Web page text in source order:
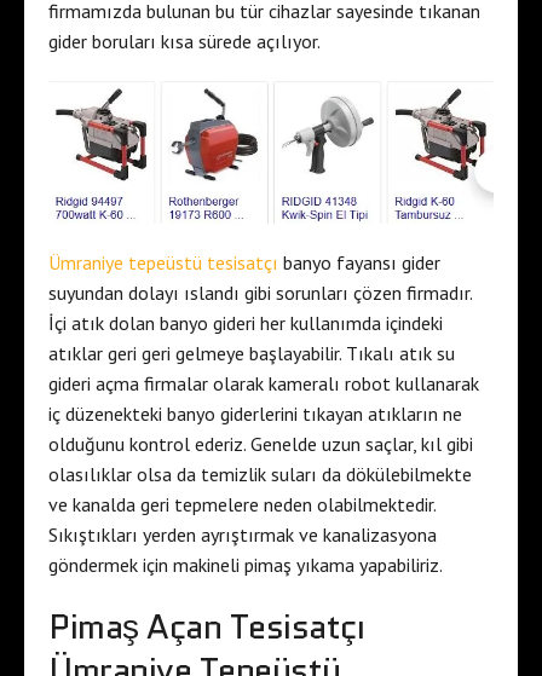
firmamızda bulunan bu tür cihazlar sayesinde tıkanan
gider boruları kısa sürede açılıyor.
Ümraniye tepeüstü tesisatçı banyo fayansı gider
suyundan dolayı ıslandı gibi sorunları çözen firmadır.
İçi atık dolan banyo gideri her kullanımda içindeki
atıklar geri geri gelmeye başlayabilir. Tıkalı atık su
gideri açma firmalar olarak kameralı robot kullanarak
iç düzenekteki banyo giderlerini tıkayan atıkların ne
olduğunu kontrol ederiz. Genelde uzun saçlar, kıl gibi
olasılıklar olsa da temizlik suları da dökülebilmekte
ve kanalda geri tepmelere neden olabilmektedir.
Sıkıştıkları yerden ayrıştırmak ve kanalizasyona
göndermek için makineli pimaş yıkama yapabiliriz.
Pimaş Açan Tesisatçı